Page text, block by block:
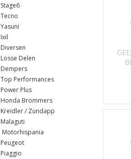
Stage6
Tecno
Yasuni
Ixil
Diversen
Losse Delen
Dempers
Top Performances
Power Plus
Honda Brommers
Kreidler / Zundapp
Malaguti
Motorhispania
Peugeot
Piaggio